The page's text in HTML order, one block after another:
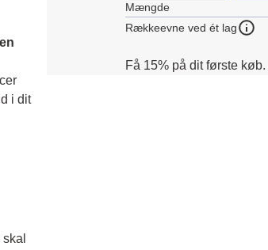
i dit
Mængde
Rækkeevne ved ét lag
Få 15% på dit første køb.